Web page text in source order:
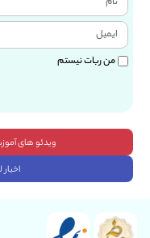
من ربات نیستم
ویدئو های